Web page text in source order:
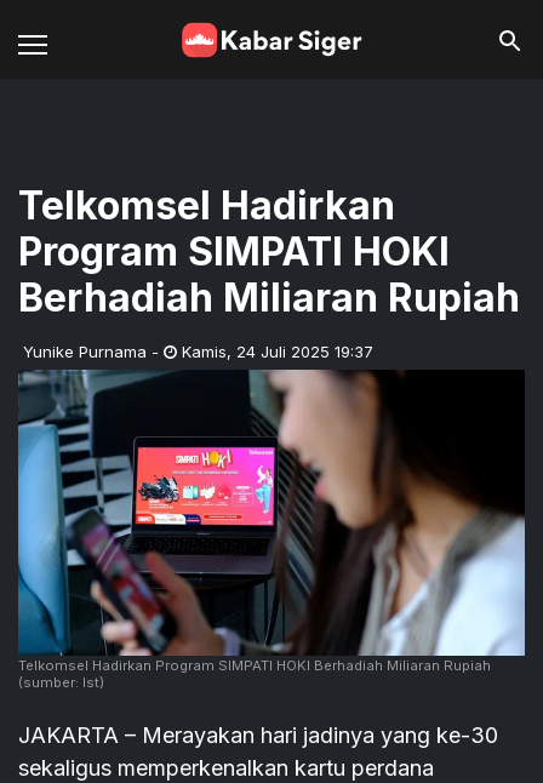
Telkomsel Hadirkan
Program SIMPATI HOKI
Berhadiah Miliaran Rupiah
Yunike Purnama - Kamis, 24 Juli 2025 19:37
Telkomsel Hadirkan Program SIMPATI HOKI Berhadiah Miliaran Rupiah
(sumber: Ist)
JAKARTA – Merayakan hari jadinya yang ke-30
sekaligus memperkenalkan kartu perdana